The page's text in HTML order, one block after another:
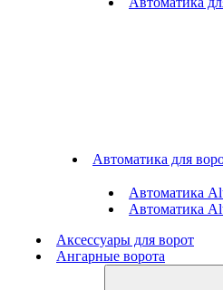
Автоматика для
Автоматика
Автоматика
Аксессуары для ворот
Ангарные ворота